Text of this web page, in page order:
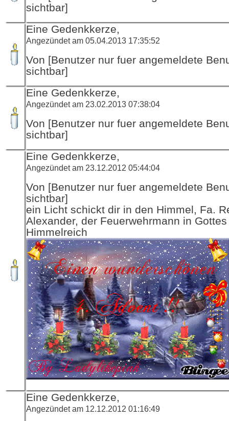
sichtbar]
Eine Gedenkkerze,
Angezündet am 05.04.2013 17:35:52
Von [Benutzer nur fuer angemeldete
sichtbar]
Eine Gedenkkerze,
Angezündet am 23.02.2013 07:38:04
Von [Benutzer nur fuer angemeldete
sichtbar]
Eine Gedenkkerze,
Angezündet am 23.12.2012 05:44:04
Von [Benutzer nur fuer angemeldete
sichtbar]
ein Licht schickt dir in den Himmel, Fa.
Alexander, der Feuerwehrmann in Gottes
Himmelreich
Eine Gedenkkerze,
Angezündet am 12.12.2012 01:16:49